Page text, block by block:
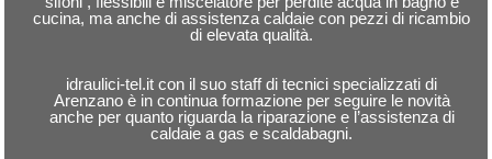
cucina, ma anche di assistenza caldaie con pezzi di ricambio
di elevata qualità.
idraulici-tel.it con il suo staff di tecnici specializzati di
Arenzano è in continua formazione per seguire le novità
anche per quanto riguarda la riparazione e l’assistenza di
caldaie a gas e scaldabagni.